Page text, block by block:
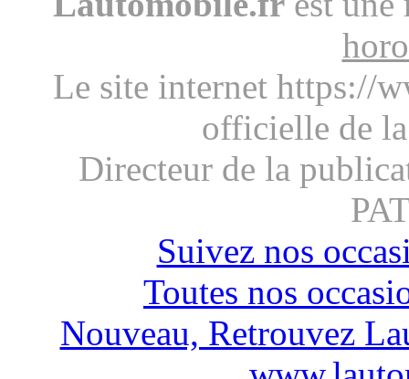
Le site internet https://
officielle de
Directeur de la
Suivez nos
Toutes nos
Nouveau, Retrouvez